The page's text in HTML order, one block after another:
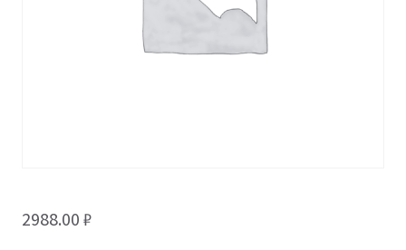
2988.00 ₽